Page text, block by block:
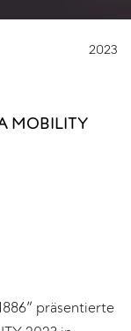
2023
MOBILITY
präsentierte